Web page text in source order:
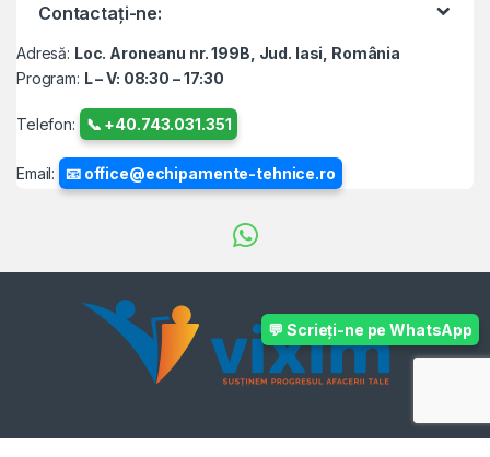
💬 Scrieți-ne pe WhatsApp
Contactați-ne:
Adresă: Loc. Aroneanu nr. 199B, Jud. Iasi, România
Program: L – V: 08:30 – 17:30
Telefon: 📞 +40.743.031.351
Email: 📧 office@echipamente-tehnice.ro